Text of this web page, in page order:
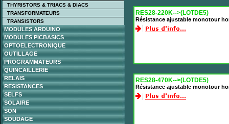
THYRISTORS & TRIACS & DIACS
TRANSFORMATEURS
TRANSISTORS
MODULES ARDUINO
MODULES PICBASICS
OPTOELECTRONIQUE
OUTILLAGE
PROGRAMMATEURS
QUINCAILLERIE
RELAIS
RESISTANCES
SELFS
SOLAIRE
SON
SOUDAGE
RES28-220K-->(LOTDE5)
Résistance ajustable monotour
RES28-470K-->(LOTDE5)
Résistance ajustable monotour